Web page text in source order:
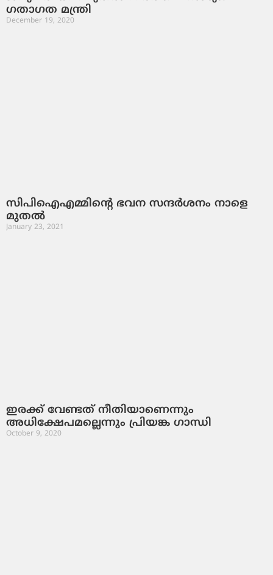
ഗതാഗത മന്ത്രി
December 19, 2020
സിപിഐഎമ്മിന്റെ ഭവന സന്ദര്‍ശനം നാളെ
മുതല്‍
January 23, 2021
ഇരക്ക്​ വേണ്ടത്​ നീതിയാണെന്നും
അധിക്ഷേപമല്ലെന്നും പ്രിയങ്ക ഗാന്ധി
October 9, 2020